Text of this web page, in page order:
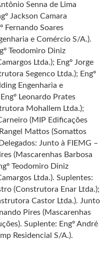
Senna de Lima
Jackson Camara
Fernando Soares
e Comércio S/A.).
Teodomiro Diniz
Ltda.); Engº Jorge
Segenco Ltda.); Engº
Engenharia e
Leonardo Prates
Mohallem Ltda.);
(MIP Edificações
Mattos (Somattos
Junto à FIEMG –
(Mascarenhas Barbosa
Teodomiro Diniz
Ltda.). Suplentes:
(Construtora Enar Ltda.);
Castor Ltda.). Junto
Pires (Mascarenhas
Suplente: Engº André
Residencial S/A.).